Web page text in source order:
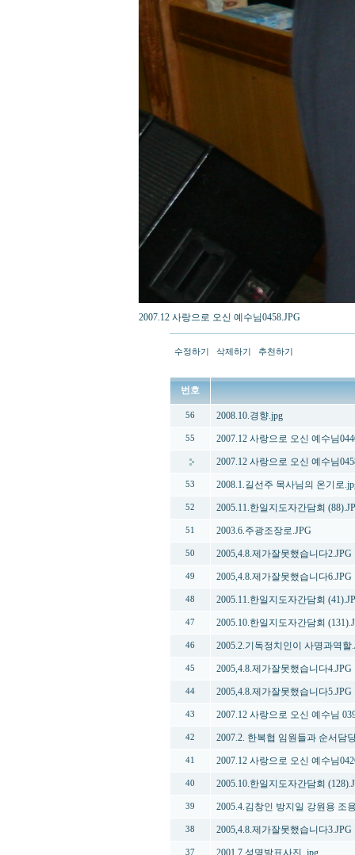
2007.12 사랑으로 오신 예수님0458.JPG
수정하기 삭제하기 추천하기
번호
56 2008.10.경향.jpg
55 2007.12 사랑으로 오신 예수님
2007.12 사랑으로 오신 예수님
53 2008.1.길선주 목사님의 온기로
52 2005.11.한일지도자간담회
51 2003.6.주광조장로.JPG
50 2005,4.8.제가잘못했습니다2.JPG
49 2005,4.8.제가잘못했습니다6.JPG
48 2005.11.한일지도자간담회
47 2005.10.한일지도자간담회
46 2005.2.기독정치인이 사명과역할
45 2005,4.8.제가잘못했습니다4.JPG
44 2005,4.8.제가잘못했습니다5.JPG
43 2007.12 사랑으로 오신 예수님
42 2007.2. 한복협 임원들과 순서담
41 2007.12 사랑으로 오신 예수님
40 2005.10.한일지도자간담회
39 2005.4.김창인 방지일 강원용 조
38 2005,4.8.제가잘못했습니다3.JPG
37 2001.7.성명발표사진..jpg